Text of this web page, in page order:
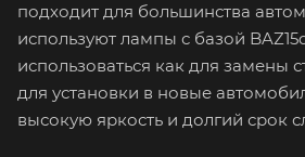
подходит для большинства
используют лампы с базой
использоваться как для замены
для установки в новые
высокую яркость и долгий срок